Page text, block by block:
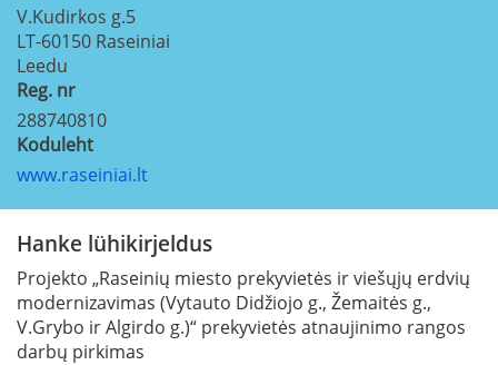
V.Kudirkos g.5
LT-60150 Raseiniai
Leedu
Reg. nr
288740810
Koduleht
www.raseiniai.lt
Hanke lühikirjeldus
Projekto „Raseinių miesto prekyvietės ir viešųjų erdvių
modernizavimas (Vytauto Didžiojo g., Žemaitės g.,
V.Grybo ir Algirdo g.)“ prekyvietės atnaujinimo rangos
darbų pirkimas